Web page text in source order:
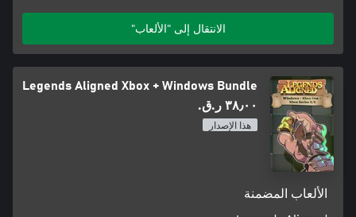
الانتقال إلى "الألعاب"
Legends Aligned Xbox + Windows Bundle
٣٨٫٠٠ ر.ق.‏
هذا الإصدار
الألعاب المضمنة